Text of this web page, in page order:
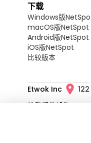
下载
Windows版
macOS版NetSpot
Android版NetSpot
iOS版NetSpot
比较版本
Etwok Inc
给我们发邮件：